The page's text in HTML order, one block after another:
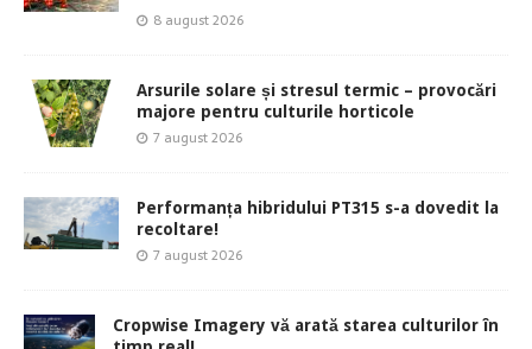
8 august 2026
Arsurile solare și stresul termic – provocări
majore pentru culturile horticole
7 august 2026
Performanța hibridului PT315 s-a dovedit la
recoltare!
7 august 2026
Cropwise Imagery vă arată starea culturilor în